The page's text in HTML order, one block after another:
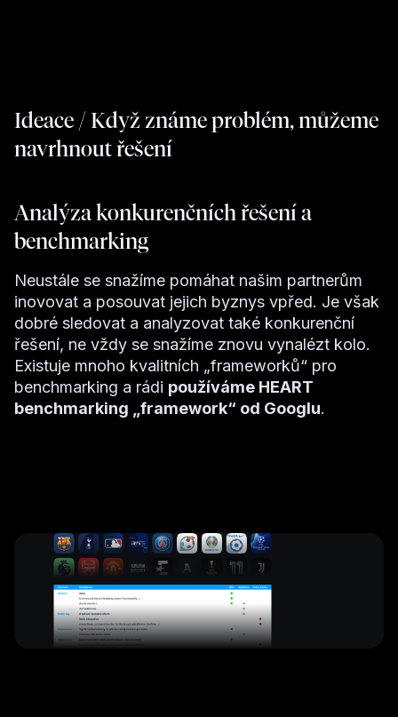
Ideace / Když známe problém, můžeme
navrhnout řešení
Analýza konkurenčních řešení a
benchmarking
Neustále se snažíme pomáhat našim partnerům
inovovat a posouvat jejich byznys vpřed. Je však
dobré sledovat a analyzovat také konkurenční
řešení, ne vždy se snažíme znovu vynalézt kolo.
Existuje mnoho kvalitních „frameworků“ pro
benchmarking a rádi používáme HEART
benchmarking „framework“ od Googlu.